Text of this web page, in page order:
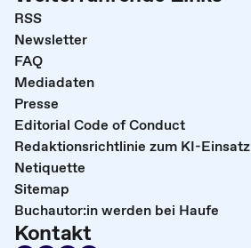
RSS
Newsletter
FAQ
Mediadaten
Presse
Editorial Code of Conduct
Redaktionsrichtlinie zum KI-Einsatz
Netiquette
Sitemap
Buchautor:in werden bei Haufe
Kontakt